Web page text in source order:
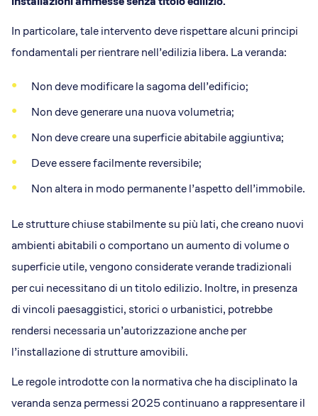
In particolare, tale intervento deve rispettare alcuni principi
fondamentali per rientrare nell’edilizia libera. La veranda:
Non deve modificare la sagoma dell’edificio;
Non deve generare una nuova volumetria;
Non deve creare una superficie abitabile aggiuntiva;
Deve essere facilmente reversibile;
Non altera in modo permanente l’aspetto dell’immobile.
Le strutture chiuse stabilmente su più lati, che creano nuovi
ambienti abitabili o comportano un aumento di volume o
superficie utile, vengono considerate verande tradizionali
per cui necessitano di un titolo edilizio. Inoltre, in presenza
di vincoli paesaggistici, storici o urbanistici, potrebbe
rendersi necessaria un’autorizzazione anche per
l’installazione di strutture amovibili.
Le regole introdotte con la normativa che ha disciplinato la
veranda senza permessi 2025 continuano a rappresentare il